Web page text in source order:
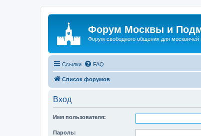
Форум Москвы и
Форум свободного общения для москвичей
Ссылки FAQ
Список форумов
Вход
Имя пользователя:
Пароль: